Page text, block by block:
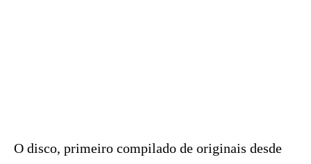
O disco, primeiro compilado de originais desde